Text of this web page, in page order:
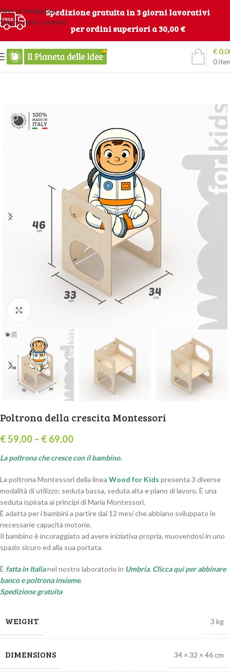
Skip to navigation
Skip to main content
Spedizione gratuita in 3 giorni lavorativi
per ordini superiori a 30,00 €
0
€
Poltrona della crescita Montessori
€59,00 – € 69,00
La poltrona che cresce con il bambino.
La poltrona Montessori della linea Wood for Kids presenta 3 diverse
modalità di utilizzo: seduta bassa, seduta alta e piano di lavoro. È una
seduta ispirata ai principi di Maria Montessori.
È adatta per i bambini a partire dai 12 mesi che abbiano sviluppato le
necessarie capacità motorie.
Il bambino è incoraggiato ad avere iniziativa propria, muovendosi in uno
spazio sicuro ed alla sua portata.
È fatta in Italianel nostro laboratorio in Umbria. Clicca qui per abbinare
banco e poltrona insieme.
Spedizione gratuita
WEIGHT 3 kg
DIMENSIONS 34 × 32 × 46 cm